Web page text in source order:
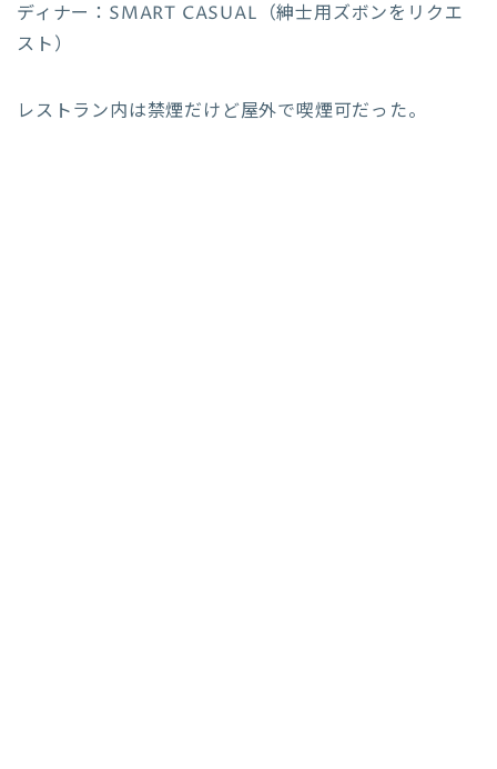
ディナー：SMART CASUAL（紳士用ズボンをリクエ
スト）
レストラン内は禁煙だけど屋外で喫煙可だった。